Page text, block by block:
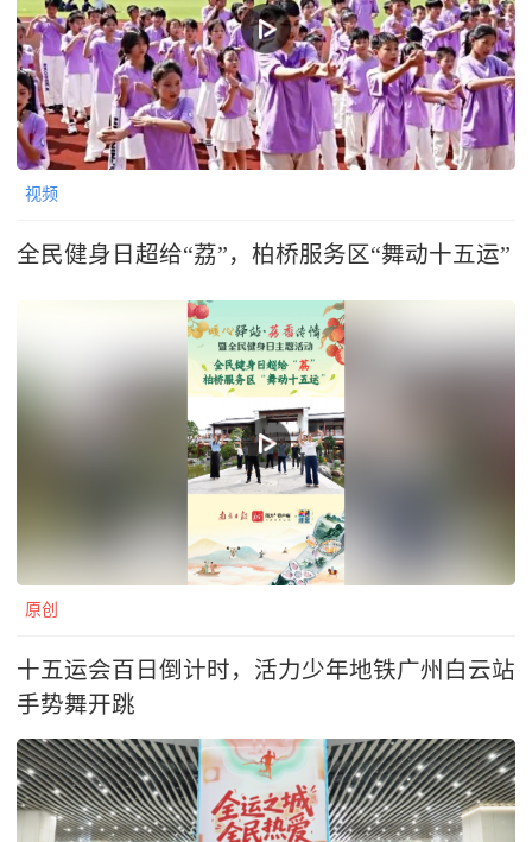
视频
全民健身日超给“荔”，柏桥服务区“舞动十五运”
原创
十五运会百日倒计时，活力少年地铁广州白云站
手势舞开跳